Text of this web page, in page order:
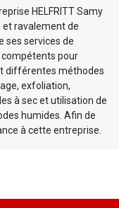
HELFRITT Samy
ravalement de
ses services de
pour
différentes méthodes
exfoliation,
à sec et utilisation de
humides. Afin de
à cette entreprise.